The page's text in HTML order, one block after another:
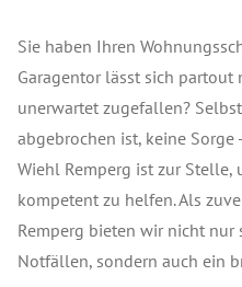
Sie haben Ihren
Garagentor lässt sich
unerwartet zugefallen?
abgebrochen ist, keine
Wiehl Remperg ist zur
kompetent zu helfen. Als
Remperg bieten wir nicht nur
Notfällen, sondern auch ein